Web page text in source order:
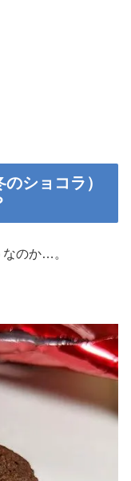
ショコラ）
のか…。